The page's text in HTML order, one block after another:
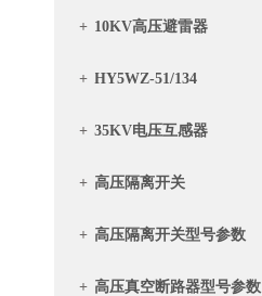
+ 10KV高压避雷器
+ HY5WZ-51/134
+ 35KV电压互感器
+ 高压隔离开关
+ 高压隔离开关型号参数
+ 高压真空断路器型号参数